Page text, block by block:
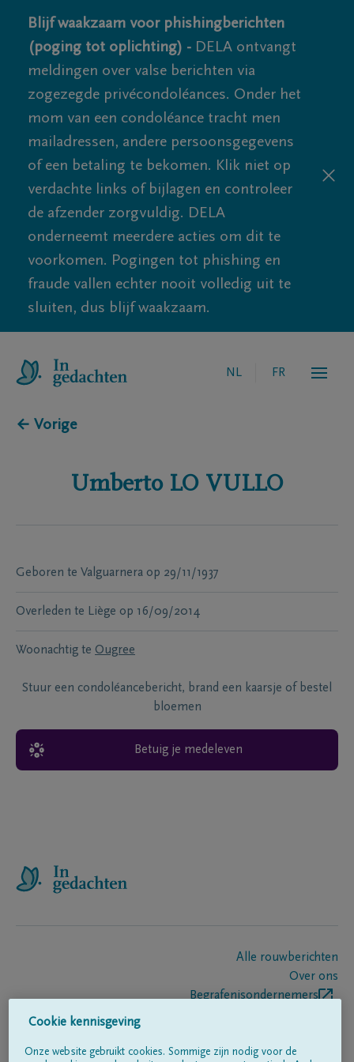
Blijf waakzaam voor phishingberichten
(poging tot oplichting) - DELA ontvangt
meldingen over valse berichten via
zogezegde privécondoléances. Onder het
mom van een condoléance tracht men
mailadressen, andere persoonsgegevens
of een betaling te bekomen. Klik niet op
verdachte links of bijlagen en controleer
de afzender zorgvuldig. DELA
onderneemt meerdere acties om dit te
voorkomen. Pogingen tot phishing en
fraude vallen echter nooit volledig uit te
sluiten, dus blijf waakzaam.
NL FR
← Vorige
Umberto LO VULLO
Geboren te Valguarnera op 29/11/1937
Overleden te Liège op 16/09/2014
Woonachtig te Ougree
Stuur een condoléancebericht, brand een kaarsje of bestel
bloemen
Betuig je medeleven
Alle rouwberichten
Over ons
Begrafenisondernemers
Cookie kennisgeving
Onze website gebruikt cookies. Sommige zijn nodig voor de